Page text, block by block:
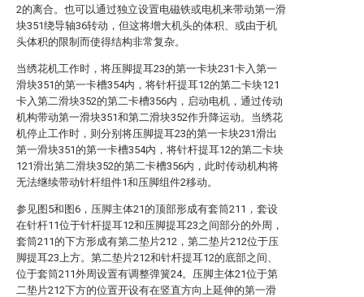
2的离合。也可以通过独立设置电磁铁或电机来带动第一滑
块351绕导轴36转动，但这将增大机头的体积、或由于机
头体积的限制而使得结构非常复杂。
当绣花机工作时，将压脚提耳23的第一卡块231卡入第一
滑块351的第一卡槽354内，将针杆提耳12的第二卡块121
卡入第二滑块352的第二卡槽356内，启动电机，通过传动
机构带动第一滑块351和第二滑块352作升降运动。当绣花
机停止工作时，则分别将压脚提耳23的第一卡块231滑出
第一滑块351的第一卡槽354内，将针杆提耳12的第二卡块
121滑出第二滑块352的第二卡槽356内，此时传动机构将
无法继续带动针杆组件1和压脚组件2移动。
参见图5和图6，压脚主体21的顶部形成有套筒211，套设
在针杆11位于针杆提耳12和压脚提耳23之间部分的外周，
套筒211的下方形成有第二垫片212，第二垫片212位于压
脚提耳23上方。第二垫片212和针杆提耳12的底部之间、
位于套筒211外周设置有调整弹簧24。压脚主体21位于第
二垫片212下方的位置开设有在竖直方向上延伸的第一滑